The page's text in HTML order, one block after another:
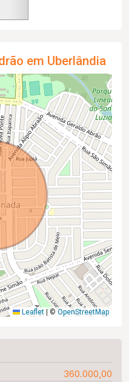
em Uberlândia
Leaflet © OpenStreetMap
360.000,00